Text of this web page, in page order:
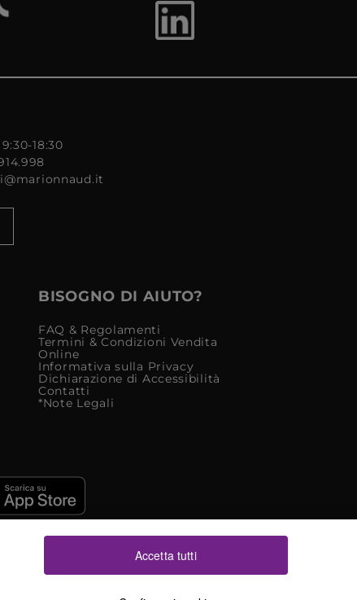
18:30
BISOGNO DI AIUTO?
FAQ & Regolamenti
Termini & Condizioni Vendita
Online
Informativa sulla Privacy
Dichiarazione di Accessibilità
Contatti
*Note Legali
Accetta tutti